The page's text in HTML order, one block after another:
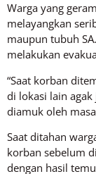
Warga yang
melayangkan
maupun tubuh
melakukan
“Saat korban
di lokasi lain
diamuk oleh
Saat ditahan
korban sebelum
dengan hasil